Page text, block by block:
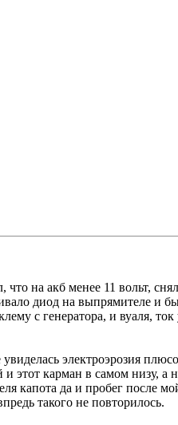
на акб менее 11 вольт,
диод на выпрямителе и
с генератора, и вуаля,
электроэрозия
карман в самом низу, а
капота да и пробег после
такого не повторилось.